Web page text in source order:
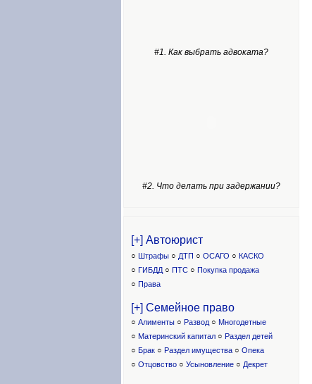
#1. Как выбрать адвоката?
#2. Что делать при задержании?
[+] Автоюрист
○ Штрафы ○ ДТП ○ ОСАГО ○ КАСКО
○ ГИБДД ○ ПТС ○ Покупка продажа
○ Права
[+] Семейное право
○ Алименты ○ Развод ○ Многодетные
○ Материнский капитал ○ Раздел детей
○ Брак ○ Раздел имущества ○ Опека
○ Отцовство ○ Усыновление ○ Декрет